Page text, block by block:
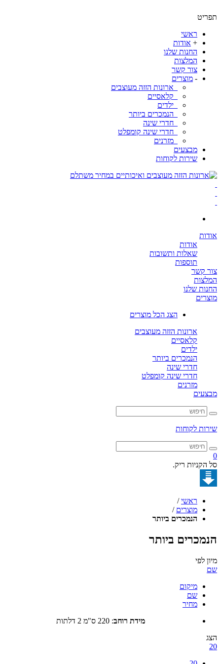
ראשי
אודות
החנות שלנו
המלצות
צור קשר
מוצרים
ארונות הזזה מעוצבים
קלאסיים
ילדים
הנמכרים ביותר
חדרי שינה
חדרי שינה קומפלט
מזרנים
מבצעים
שירות לקוחות
אודות
שאלות ותשובות
תוספות
קשר
שלנו
הצג הכל מוצרים
ארונות הזזה מעוצבים
קלאסיים
הנמכרים ביותר
חדרי שינה
חדרי שינה קומפלט
מזרנים
לקוחות
ריק.
ראשי
/
מוצרים /
הנמכרים ביותר
ביותר
מיקום
שם
מחיר
מידת רוחב :220 ס"מ 2 דלתות